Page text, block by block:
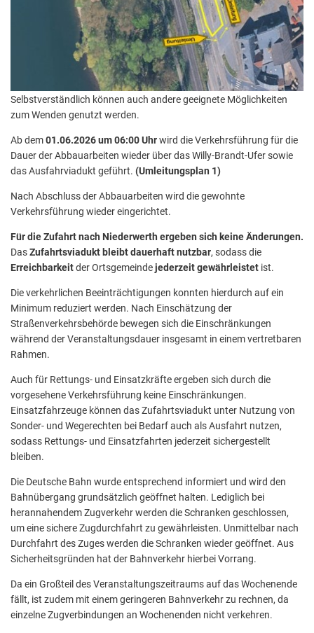
Selbstverständlich können auch andere geeignete Möglichkeiten
zum Wenden genutzt werden.
Ab dem01.06.2026 um 06:00 Uhrwird die Verkehrsführung für die
Dauer der Abbauarbeiten wieder über das Willy-Brandt-Ufer sowie
das Ausfahrviadukt geführt. (Umleitungsplan 1)
Nach Abschluss der Abbauarbeiten wird die gewohnte
Verkehrsführung wieder eingerichtet.
Für die Zufahrt nach Niederwerth ergeben sich keine Änderungen.
DasZufahrtsviaduktbleibtdauerhaft nutzbar, sodass die
Erreichbarkeitder Ortsgemeindejederzeit gewährleistet ist.
Die verkehrlichen Beeinträchtigungen konnten hierdurch auf ein
Minimum reduziert werden. Nach Einschätzung der
Straßenverkehrsbehörde bewegen sich die Einschränkungen
während der Veranstaltungsdauer insgesamt in einem vertretbaren
Rahmen.
Auch für Rettungs- und Einsatzkräfte ergeben sich durch die
vorgesehene Verkehrsführung keine Einschränkungen.
Einsatzfahrzeuge können das Zufahrtsviadukt unter Nutzung von
Sonder- und Wegerechten bei Bedarf auch als Ausfahrt nutzen,
sodass Rettungs- und Einsatzfahrten jederzeit sichergestellt
bleiben.
Die Deutsche Bahn wurde entsprechend informiert und wird den
Bahnübergang grundsätzlich geöffnet halten. Lediglich bei
herannahendem Zugverkehr werden die Schranken geschlossen,
um eine sichere Zugdurchfahrt zu gewährleisten. Unmittelbar nach
Durchfahrt des Zuges werden die Schranken wieder geöffnet. Aus
Sicherheitsgründen hat der Bahnverkehr hierbei Vorrang.
Da ein Großteil des Veranstaltungszeitraums auf das Wochenende
fällt, ist zudem mit einem geringeren Bahnverkehr zu rechnen, da
einzelne Zugverbindungen an Wochenenden nicht verkehren.